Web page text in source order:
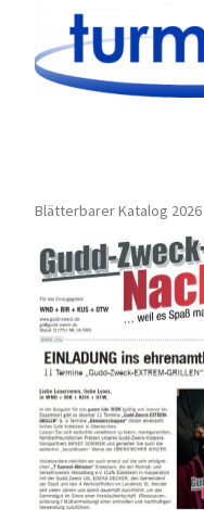
Blätterbarer Katalog